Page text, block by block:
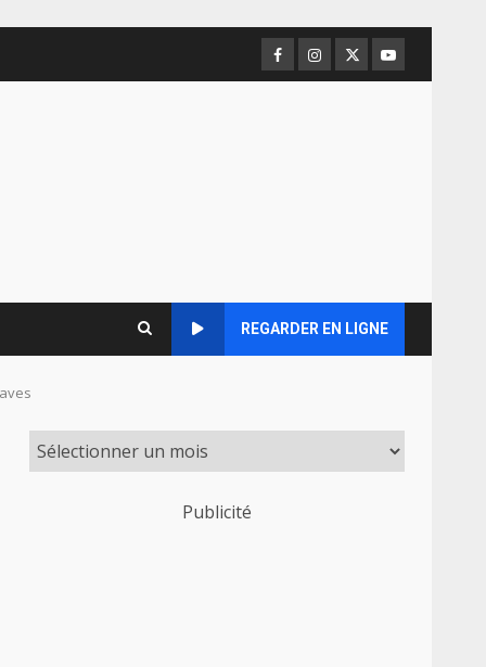
Facebook
Instagram
TwitterYoutube
REGARDER EN LIGNE
Publicité